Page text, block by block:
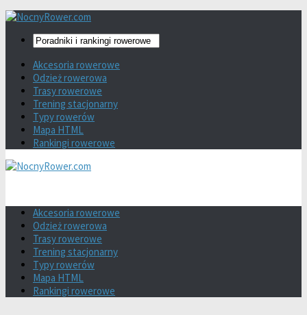
Akcesoria rowerowe
Odzież rowerowa
Trasy rowerowe
Trening stacjonarny
Typy rowerów
Mapa HTML
Rankingi rowerowe
Akcesoria rowerowe
Odzież rowerowa
Trasy rowerowe
Trening stacjonarny
Typy rowerów
Mapa HTML
Rankingi rowerowe